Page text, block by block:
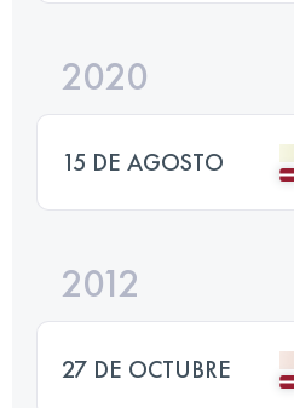
2020
15 DE AGOSTO
2012
27 DE OCTUBRE